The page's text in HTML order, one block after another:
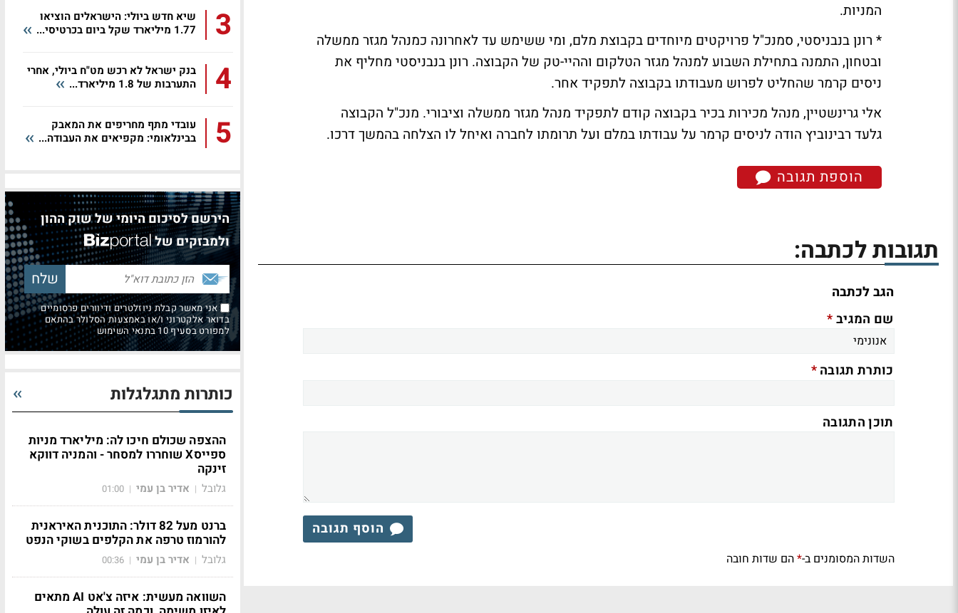
המניות.
* רונן בנבניסטי, סמנכ"ל פרויקטים מיוחדים בקבוצת מלם, ומי ששימש עד לאחרונה כמנהל מגזר ממשלה
ובטחון, התמנה בתחילת השבוע למנהל מגזר הטלקום וההיי-טק של הקבוצה. רונן בנבניסטי מחליף את
ניסים קרמר שהחליט לפרוש מעבודתו בקבוצה לתפקיד אחר.
אלי גרינשטיין, מנהל מכירות בכיר בקבוצה קודם לתפקיד מנהל מגזר ממשלה וציבורי. מנכ"ל הקבוצה
גלעד רבינוביץ הודה לניסים קרמר על עבודתו במלם ועל תרומתו לחברה ואיחל לו הצלחה בהמשך דרכו.
הוספת תגובה
תגובות לכתבה:
הגב לכתבה
שם המגיב*
כותרת תגובה*
תוכן התגובה
הוסף תגובה
השדות המסומנים ב-*הם שדות חובה
3
שיא חדש ביולי: הישראלים הוציאו
1.77 מיליארד שקל ביום בכרטיסי...
4
בנק ישראל לא רכש מט"ח ביולי, אחרי
התערבות של 1.8 מיליארד...
5
עובדי מתף מחריפים את המאבק
בבינלאומי: מקפיאים את העבודה...
הירשם לסיכום היומי של שוק ההון
ולמבזקים של
אני מאשר קבלת ניוזלטרים ודיוורים פרסומיים
בדואר אלקטרוני ו/או באמצעות הסלולר בהתאם
למפורט בסעיף 10 בתנאי השימוש
כותרות מתגלגלות
ההצפה שכולם חיכו לה: מיליארד מניות
ספייסX שוחררו למסחר - והמניה דווקא
זינקה
גלובל | אדיר בן עמי |
01:00
ברנט מעל 82 דולר: התוכנית האיראנית
להורמוז טרפה את הקלפים בשוקי הנפט
גלובל | אדיר בן עמי |
00:36
השוואה מעשית: איזה צ'אט AI מתאים